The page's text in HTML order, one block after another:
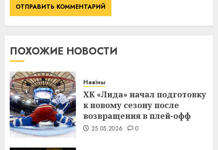
ПОХОЖИЕ НОВОСТИ
Навіны
ХК «Лида» начал подготовку
к новому сезону после
возвращения в плей-офф
25.05.2026 0